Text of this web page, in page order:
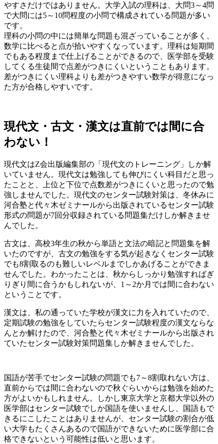
やすさだけではありません。大学入試の理科は、大問3～4問
で大問には5～10問程度の小問で構成されている問題が多い
です。
理科の小問の中には簡単な問題も混ざっていることが多く、
数学に比べると点が拾いやすく なっています。理科は短期間
でもある程度まで仕上げることができるので、医学部を受験
してくる生徒間で点差がつきにくいということもあります。
差がつきにくい理科よりも差がつきやすい数学が得意になっ
た方が合格しやすいです。
現代文・古文・漢文は直前では間に合
わない！
現代文はZ会出版編集部の「現代文のトレーニング」
しか解
いていません。現代文は勉強しても伸びにくい科目だと思っ
たことと、上位と下位で点数差がつきにくいと思ったので勉
強しませんでした。現代文のセンター試験対策は、 冬休みに
河合塾と代々木ゼミナールから出版されているセンター試験
形式の問題が7回分収録されている問題集だけ しか解きませ
んでした。
古文は、高校3年生の秋から単語と文法の暗記と問題集を解
いたのですが、古文の勉強をする気が起きなくセンター試験
でも8割取るのも難しいレベルまでしかあげることができま
せんでした。わかったことは、秋からしっかり勉強すればぎ
りぎり間に合うかもしれないが、 1～2か月では間に合わない
ということです。
漢文は、私の通っていた学校が漢文に力を入れていたので、
定期試験の勉強をしていたらセンター試験程度の漢文ならな
んとか解けたので、 河合塾と代々木ゼミナールから出版され
ていたセンター試験対策問題集しか解きませんでした。
国語が苦手でセンター試験の問題でも7～8割取れない方は、
直前からでは間に合わないので秋ぐらいからは勉強を始めた
方がよいかもしれません。しかし東京大学と京都大学以外の
医学部はセンター試験でしか国語を使いませんし、国語もで
きるにこしたことはありませんが、センター試験の割合が低
い大学もたくさんあるので国語ができないために医学部に合
格できないという可能性は低いと思います。